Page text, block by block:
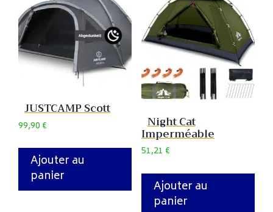
JUSTCAMP Scott
99,90€
Ajouter au
panier
Night Cat
Imperméable
51,21 €
Ajouter au
panier